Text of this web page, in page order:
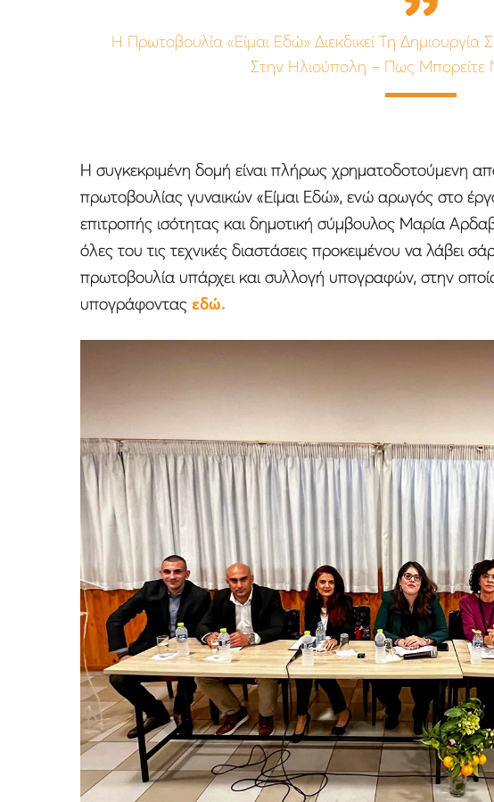
H Πρωτοβουλία «Είμαι Εδώ» Διεκδικεί Τη
Στην Ηλιούπολη – Πως Μπορείτε
Η συγκεκριμένη δομή είναι πλήρως χρηματοδοτούμενη
πρωτοβουλίας γυναικών «Είμαι Εδώ», ενώ αρωγός στο
επιτροπής ισότητας και δημοτική σύμβουλος Μαρία
όλες του τις τεχνικές διαστάσεις προκειμένου να λάβει
πρωτοβουλία υπάρχει και συλλογή υπογραφών, στην
υπογράφοντας εδώ.